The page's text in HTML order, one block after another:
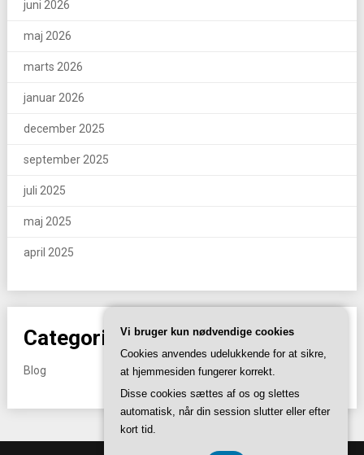
juni 2026
maj 2026
marts 2026
januar 2026
december 2025
september 2025
juli 2025
maj 2025
april 2025
Categories
Blog
Vi bruger kun nødvendige cookies
Cookies anvendes udelukkende for at sikre,
at hjemmesiden fungerer korrekt.
Disse cookies sættes af os og slettes
automatisk, når din session slutter eller efter
kort tid.